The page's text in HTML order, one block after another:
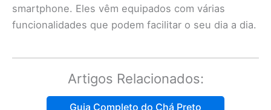
smartphone. Eles vêm equipados com várias
funcionalidades que podem facilitar o seu dia a dia.
Artigos Relacionados:
Guia Completo do Chá Preto